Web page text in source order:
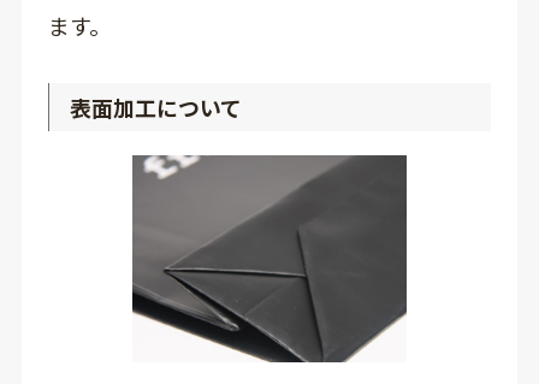
ます。
表面加工について